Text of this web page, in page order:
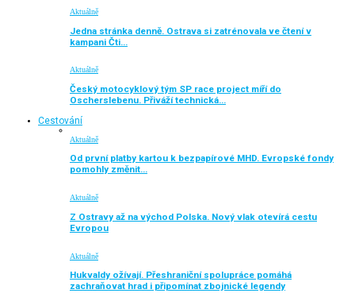
Aktuálně
Jedna stránka denně. Ostrava si zatrénovala ve čtení v
kampani Čti…
Aktuálně
Český motocyklový tým SP race project míří do
Oscherslebenu. Přiváží technická…
Cestování
Aktuálně
Od první platby kartou k bezpapírové MHD. Evropské fondy
pomohly změnit…
Aktuálně
Z Ostravy až na východ Polska. Nový vlak otevírá cestu
Evropou
Aktuálně
Hukvaldy ožívají. Přeshraniční spolupráce pomáhá
zachraňovat hrad i připomínat zbojnické legendy